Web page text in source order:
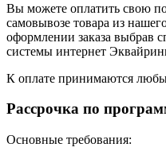
Вы можете оплатить свою
самовывозе товара из
оформлении заказа выбрав
системы интернет
К оплате принимаются
Рассрочка по
Основные требования: